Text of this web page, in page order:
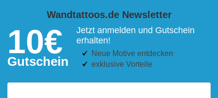
Wandtattoos.de Newsletter
10€
Gutschein
Jetzt anmelden und Gutschein
erhalten!
Neue Motive entdecken
exklusive Vorteile